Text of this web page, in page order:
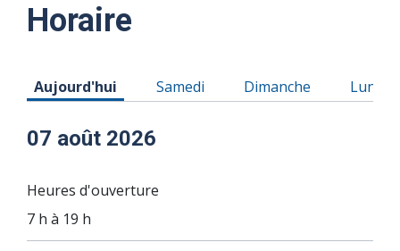
Horaire
Horaire du Vendredi 07 août 2026
Aujourd'hui Horaire du Samedi 08 août 2026
Samedi Horaire du Dimanche
Dimanche Lundi
07 août 2026
Heures d'ouverture
7 h à 19 h